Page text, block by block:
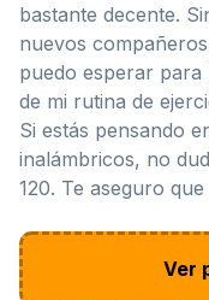
bastante decente.
nuevos
puedo esperar para
de mi rutina de
Si estás pensando
inalámbricos, no
120. Te aseguro
Ver